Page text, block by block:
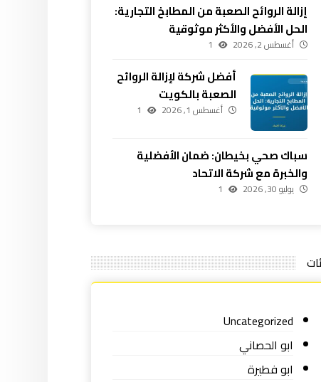
إزالة الروائح الصعبة من المطابخ التجارية:
الحل الأفضل والأكثر موثوقية
أغسطس 2, 2026 1
أفضل شركة لإزالة الروائح
الصعبة بالكويت
أغسطس 1, 2026 1
سباك صحي بخيطان: ضمان الأفضلية
والخبرة مع شركة الاتحاد
يوليو 30, 2026 1
Uncategorized
ابو الحصاني
ابو فطيرة